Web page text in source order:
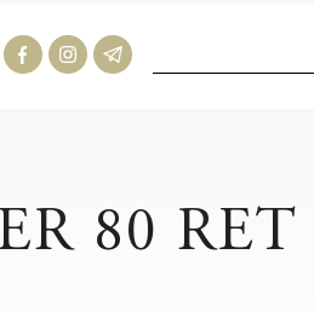
80 RET